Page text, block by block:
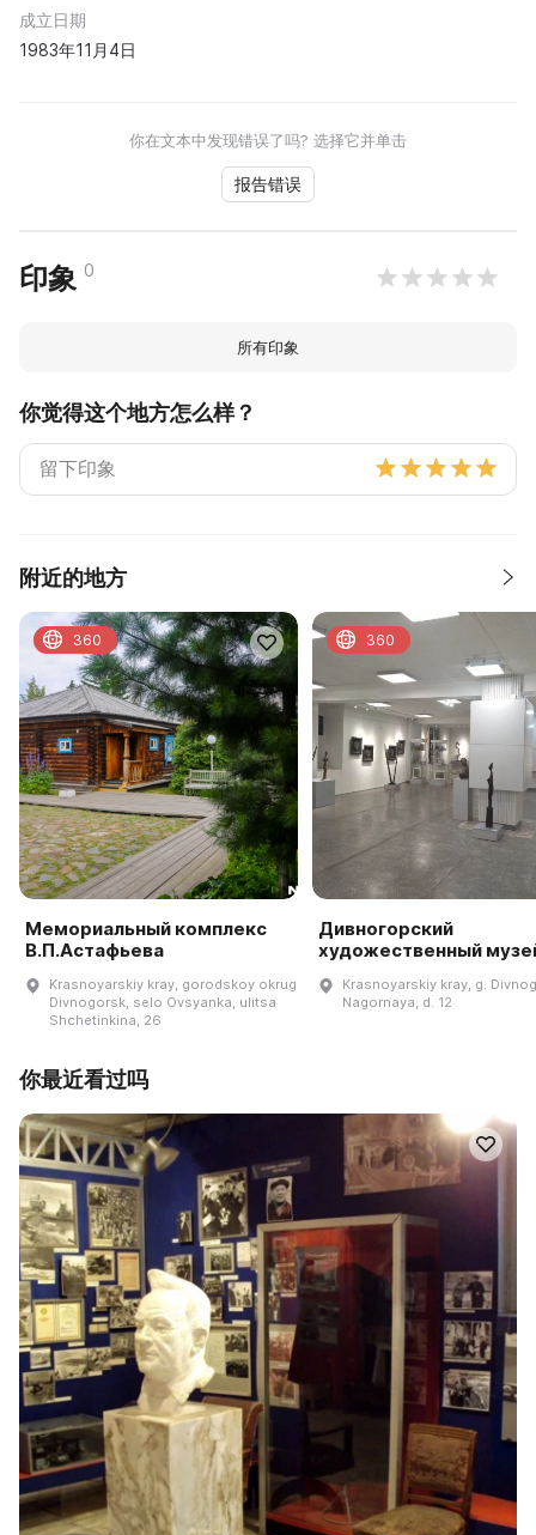
成立日期
1983年11月4日
你在文本中发现错误了吗? 选择它并单击
报告错误
印象 0
所有印象
你觉得这个地方怎么样？
附近的地方
Мемориальный комплекс
В.П.Астафьева
Krasnoyarskiy kray, gorodskoy okrug
Divnogorsk, selo Ovsyanka, ulitsa
Shchetinkina, 26
360
Дивногорский
художественный
Krasnoyarskiy kray, g.
Nagornaya, d. 12
360
你最近看过吗